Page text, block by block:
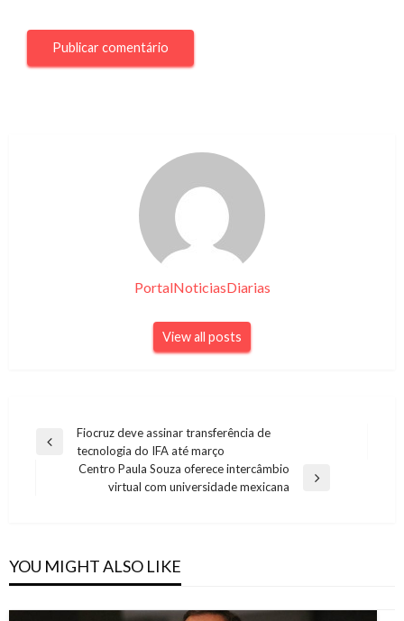
PortalNoticiasDiarias
View all posts
Navegação
Previous
Fiocruz deve assinar transferência de
tecnologia do IFA até março
Centro Paula Souza oferece intercâmbio
virtual com universidade mexicana
YOU MIGHT ALSO LIKE